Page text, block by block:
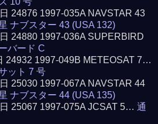
24876 1997-035A NAVSTAR 43
ナブスター 43 (USA 132)
24880 1997-036A SUPERBIRD
バード C
24932 1997-049B METEOSAT 7…
ット 7 号
25030 1997-067A NAVSTAR 44
ナブスター 44 (USA 135)
25067 1997-075A JCSAT 5…通